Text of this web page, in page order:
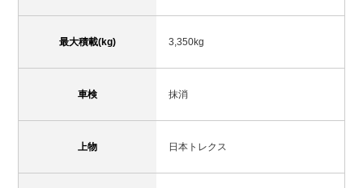
最大積載(kg) 3,350kg
車検 抹消
上物 日本トレクス